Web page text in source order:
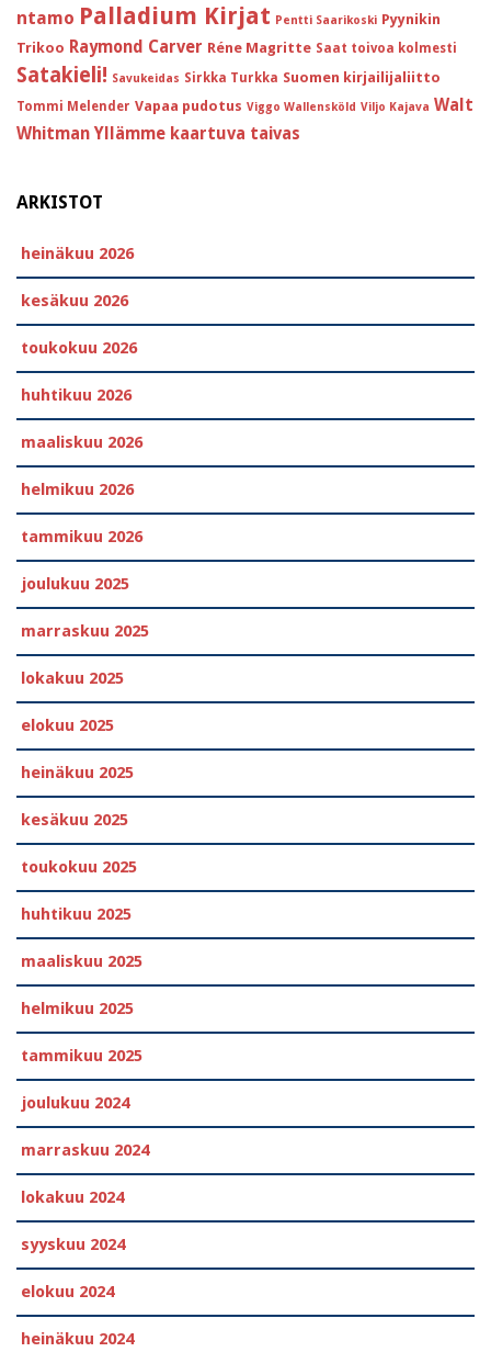
ntamo Palladium Kirjat Pentti Saarikoski Pyynikin
Trikoo Raymond Carver Réne Magritte Saat toivoa kolmesti
Satakieli! Savukeidas Sirkka Turkka Suomen kirjailijaliitto
Tommi Melender Vapaa pudotus Viggo Wallensköld Viljo Kajava Walt
Whitman Yllämme kaartuva taivas
ARKISTOT
heinäkuu 2026
kesäkuu 2026
toukokuu 2026
huhtikuu 2026
maaliskuu 2026
helmikuu 2026
tammikuu 2026
joulukuu 2025
marraskuu 2025
lokakuu 2025
elokuu 2025
heinäkuu 2025
kesäkuu 2025
toukokuu 2025
huhtikuu 2025
maaliskuu 2025
helmikuu 2025
tammikuu 2025
joulukuu 2024
marraskuu 2024
lokakuu 2024
syyskuu 2024
elokuu 2024
heinäkuu 2024